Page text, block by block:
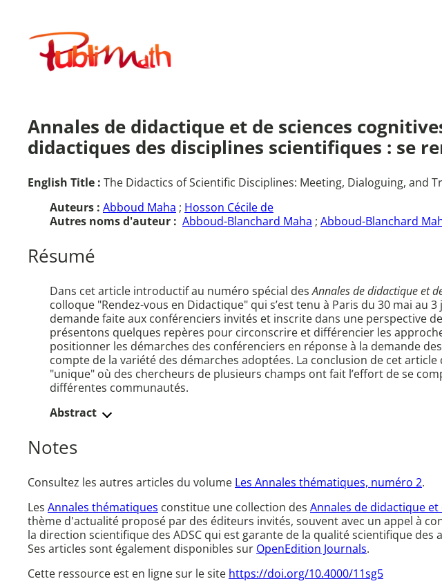
contenuPublimath
Annales de didactique et de sciences
didactiques des disciplines scientifiques : se
English Title : The Didactics of Scientific Disciplines: Meeting, Dialoguing, and
Auteurs : Abboud Maha ; Hosson Cécile de
Autres noms d'auteur : Abboud-Blanchard Maha ; Abboud-Blanchard
Résumé
Dans cet article introductif au numéro spécial desAnnales de didactique et
colloque "Rendez-vous en Didactique" qui s’est tenu à Paris du 30 mai
demande faite aux conférenciers invités et inscrite dans une perspective
présentons quelques repères pour circonscrire et différencier les
positionner les démarches des conférenciers en réponse à la demande
compte de la variété des démarches adoptées. La conclusion de cet
"unique" où des chercheurs de plusieurs champs ont fait l’effort de se
différentes communautés.
Abstract
Notes
Consultez les autres articles du volume Les Annales thématiques, numéro 2.
Les Annales thématiques constitue une collection des Annales de didactique
thème d'actualité proposé par des éditeurs invités, souvent avec un appel à
la direction scientifique des ADSC qui est garante de la qualité scientifique des
Ses articles sont également disponibles sur OpenEdition Journals.
Cette ressource est en ligne sur le site https://doi.org/10.4000/11sg5